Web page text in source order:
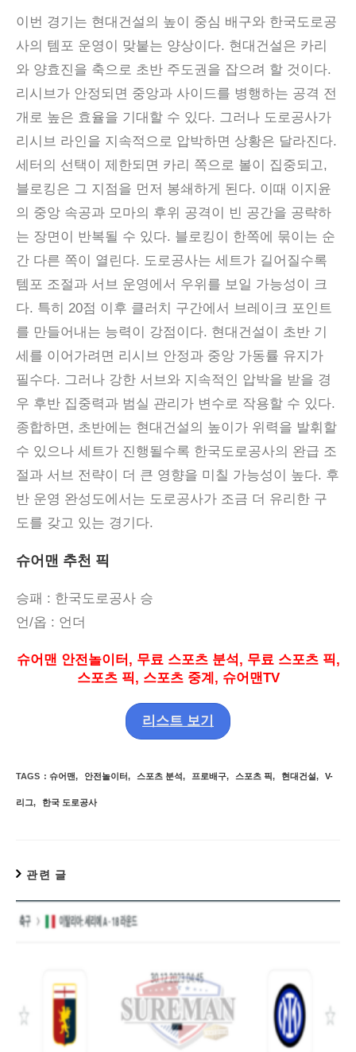
이번 경기는 현대건설의 높이 중심 배구와 한국도로공
사의 템포 운영이 맞붙는 양상이다. 현대건설은 카리
와 양효진을 축으로 초반 주도권을 잡으려 할 것이다.
리시브가 안정되면 중앙과 사이드를 병행하는 공격 전
개로 높은 효율을 기대할 수 있다. 그러나 도로공사가
리시브 라인을 지속적으로 압박하면 상황은 달라진다.
세터의 선택이 제한되면 카리 쪽으로 볼이 집중되고,
블로킹은 그 지점을 먼저 봉쇄하게 된다. 이때 이지윤
의 중앙 속공과 모마의 후위 공격이 빈 공간을 공략하
는 장면이 반복될 수 있다. 블로킹이 한쪽에 묶이는 순
간 다른 쪽이 열린다. 도로공사는 세트가 길어질수록
템포 조절과 서브 운영에서 우위를 보일 가능성이 크
다. 특히 20점 이후 클러치 구간에서 브레이크 포인트
를 만들어내는 능력이 강점이다. 현대건설이 초반 기
세를 이어가려면 리시브 안정과 중앙 가동률 유지가
필수다. 그러나 강한 서브와 지속적인 압박을 받을 경
우 후반 집중력과 범실 관리가 변수로 작용할 수 있다.
종합하면 , 초반에는 현대건설의 높이가 위력을 발휘할
수 있으나 세트가 진행될수록 한국도로공사의 완급 조
절과 서브 전략이 더 큰 영향을 미칠 가능성이 높다. 후
반 운영 완성도에서는 도로공사가 조금 더 유리한 구
도를 갖고 있는 경기다.
슈어맨 추천 픽
승패 : 한국도로공사 승
언/옵 : 언더
슈어맨 안전놀이터 , 무료 스포츠 분석, 무료 스포츠 픽,
스포츠 픽, 스포츠 중계 , 슈어맨TV
리스트 보기
TAGS : 슈어맨, 안전놀이터, 스포츠 분석, 프로배구, 스포츠 픽, 현대건설, V-
리그, 한국 도로공사
관련 글